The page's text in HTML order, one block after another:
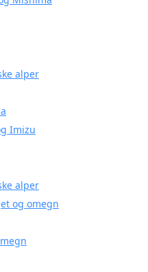
alper
Imizu
alper
og omegn